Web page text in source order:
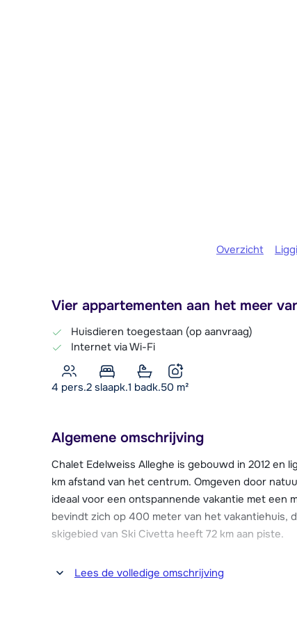
Overzicht
Vier appartementen aan het meer
Huisdieren toegestaan (op aanvraag)
Internet via Wi-Fi
4 pers.2 slaapk.1 badk.50 m²
Algemene omschrijving
Chalet Edelweiss Alleghe is gebouwd in 2012 en
km afstand van het centrum. Omgeven door
ideaal voor een ontspannende vakantie met een
bevindt zich op 400 meter van het vakantiehuis,
skigebied van Ski Civetta heeft 72 km aan piste.
In ongeveer 20 minuten (met de skibus of auto)
Lees de volledige omschrijving